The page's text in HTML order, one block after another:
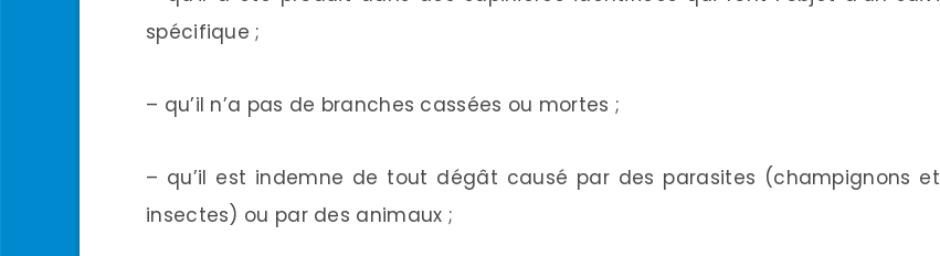
spécifique ;
– qu’il n’a pas de branches cassées ou mortes ;
– qu’il est indemne de tout dégât causé par des parasites (champignons et
insectes) ou par des animaux ;